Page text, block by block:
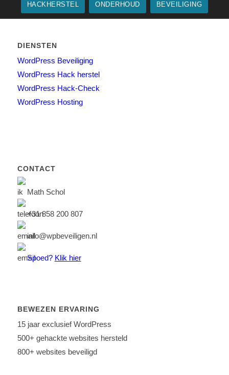
HACKHERSTEL ONDERHOUD BEVEILIGING
DIENSTEN
WordPress Beveiliging
WordPress Hack herstel
WordPress Hack-Check
WordPress Hosting
CONTACT
Math Schol
+31 858 200 807
info@wpbeveiligen.nl
Spoed? Klik hier
BEWEZEN ERVARING
15 jaar exclusief WordPress
500+ gehackte websites hersteld
800+ websites beveiligd